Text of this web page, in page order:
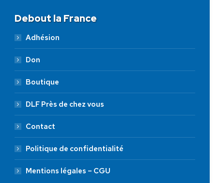
Debout la France
Adhésion
Don
Boutique
DLF Près de chez vous
Contact
Politique de confidentialité
Mentions légales – CGU